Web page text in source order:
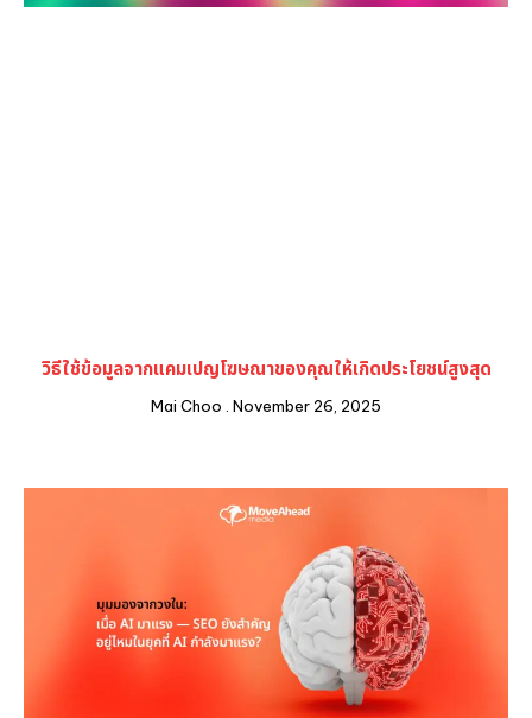
วิธีใช้ข้อมูลจากแคมเปญโฆษณาของคุณให้เกิดประโยชน์สูงสุด
Mai Choo November 26, 2025